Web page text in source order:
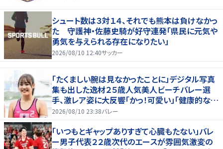
シュート数は３対１４、それでも熊本は負けなかっ
た 守護神・佐藤史騎が好守連発「県民に元気や
勇気を与えられる存在になりたい」
2026/08/10 12:40サッカー
「たくましい腕は見なかったことに」デジタル写真
集も出した逸材２５歳人気美人ビーチバレー選
手、激レア姿に大反響「かっ！可愛い」「健康的なキ
レイさ」
2026/08/10 23:38バレー
「いつもとギャップありすぎて心臓もたない」バレ
ー男子代表２２歳次代のエースが雰囲気激変の